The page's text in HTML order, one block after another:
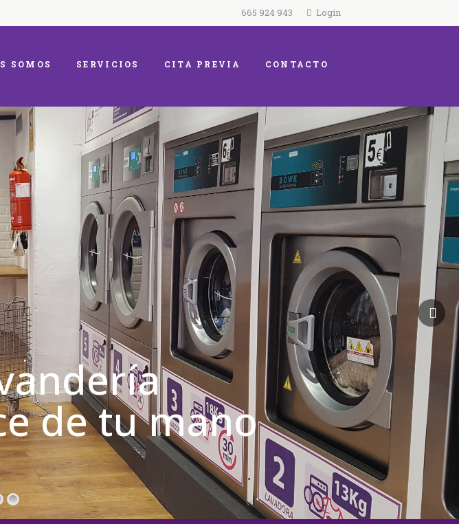
665 924 943 Login
SOMOS SERVICIOS CITA PREVIA CONTACTO
de tu mano